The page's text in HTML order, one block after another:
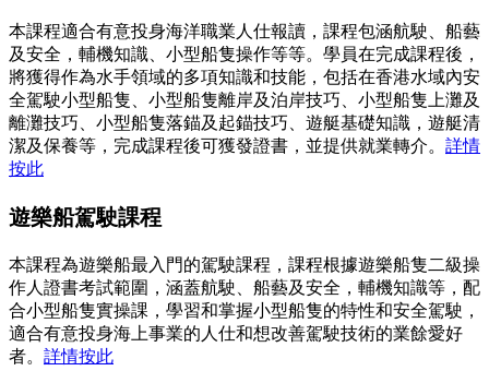
本課程適合有意投身海洋職業人仕報讀，課程包涵航駛、船藝
及安全，輔機知識、小型船隻操作等等。學員在完成課程後，
將獲得作為水手領域的多項知識和技能，包括在香港水域內安
全駕駛小型船隻、小型船隻離岸及泊岸技巧、小型船隻上灘及
離灘技巧、小型船隻落錨及起錨技巧、遊艇基礎知識，遊艇清
潔及保養等，完成課程後可獲發證書，並提供就業轉介。 詳情
按此
遊樂船駕駛課程
本課程為遊樂船最入門的駕駛課程，課程根據遊樂船隻二級操
作人證書考試範圍，涵蓋航駛、船藝及安全，輔機知識等，配
合小型船隻實操課，學習和掌握小型船隻的特性和安全駕駛，
適合有意投身海上事業的人仕和想改善駕駛技術的業餘愛好
者。 詳情按此